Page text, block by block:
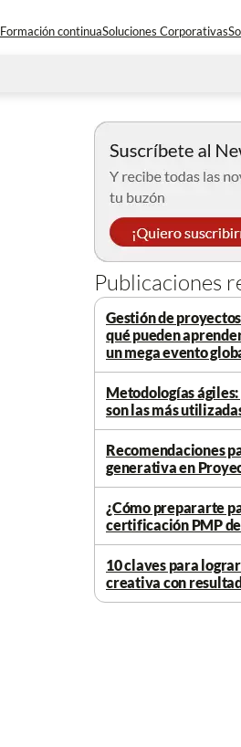
Formación continuaSoluciones Corporativas
Publicaciones
Gestión de
qué pueden
un mega evento
Metodologías ágiles:
son las más
Recomendaciones
generativa en
¿Cómo prepararte
certificación PMP
10 claves para
creativa con